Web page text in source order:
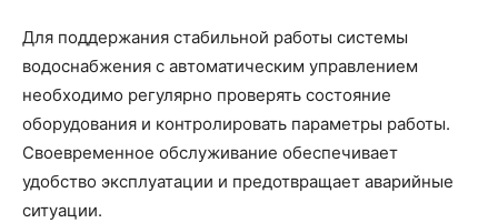
Для поддержания стабильной работы системы
водоснабжения с автоматическим управлением
необходимо регулярно проверять состояние
оборудования и контролировать параметры работы.
Своевременное обслуживание обеспечивает
удобство эксплуатации и предотвращает аварийные
ситуации.